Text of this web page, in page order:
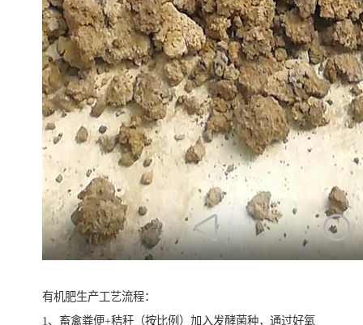
有机肥生产工艺流程：
1、畜禽粪便+秸秆（按比例）加入发酵菌种，通过好氧